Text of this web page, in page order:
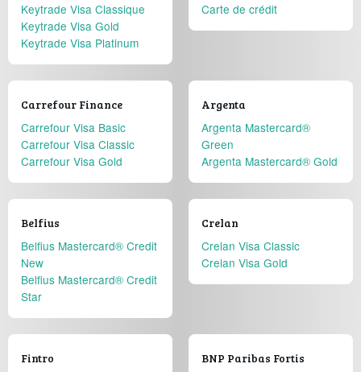
Keytrade Visa Classique
Keytrade Visa Gold
Keytrade Visa Platinum
Carte de crédit
Carrefour Finance
Carrefour Visa Basic
Carrefour Visa Classic
Carrefour Visa Gold
Argenta
Argenta Mastercard®
Green
Argenta Mastercard® Gold
Belfius
Belfius Mastercard® Credit
New
Belfius Mastercard® Credit
Star
Crelan
Crelan Visa Classic
Crelan Visa Gold
Fintro BNP Paribas Fortis